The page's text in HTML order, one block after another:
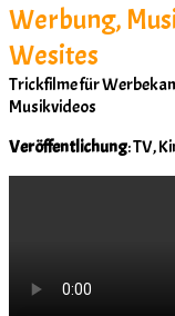
Werbung,
Wesites
Trickfilme für
Musikvideos
Veröffentlichung: TV,